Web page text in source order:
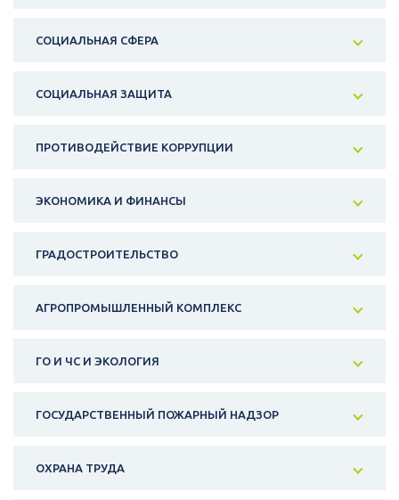
СОЦИАЛЬНАЯ СФЕРА
СОЦИАЛЬНАЯ ЗАЩИТА
ПРОТИВОДЕЙСТВИЕ КОРРУПЦИИ
ЭКОНОМИКА И ФИНАНСЫ
ГРАДОСТРОИТЕЛЬСТВО
АГРОПРОМЫШЛЕННЫЙ КОМПЛЕКС
ГО И ЧС И ЭКОЛОГИЯ
ГОСУДАРСТВЕННЫЙ ПОЖАРНЫЙ НАДЗОР
ОХРАНА ТРУДА